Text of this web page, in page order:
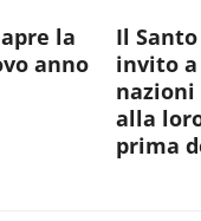
la
anno
Il
invito
alla
prima